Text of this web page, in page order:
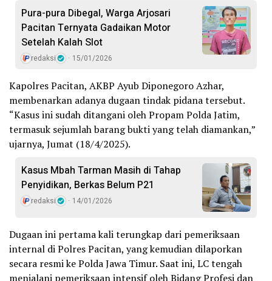
Pura-pura Dibegal, Warga Arjosari
Pacitan Ternyata Gadaikan Motor
Setelah Kalah Slot
redaksi 15/01/2026
Kapolres Pacitan, AKBP Ayub Diponegoro Azhar,
membenarkan adanya dugaan tindak pidana tersebut.
“Kasus ini sudah ditangani oleh Propam Polda Jatim,
termasuk sejumlah barang bukti yang telah diamankan,”
ujarnya, Jumat (18/4/2025).
Kasus Mbah Tarman Masih di Tahap
Penyidikan, Berkas Belum P21
redaksi 14/01/2026
Dugaan ini pertama kali terungkap dari pemeriksaan
internal di Polres Pacitan, yang kemudian dilaporkan
secara resmi ke Polda Jawa Timur. Saat ini, LC tengah
menjalani pemeriksaan intensif oleh Bidang Profesi dan